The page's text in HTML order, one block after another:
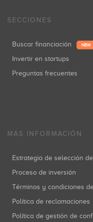
SECCIONES
Buscar financiación NEW
Invertir en startups
Preguntas frecuentes
MÁS INFORMACIÓN
Estrategia de selección
Proceso de inversión
Términos y condiciones
Política de reclamaciones
Política de gestión de